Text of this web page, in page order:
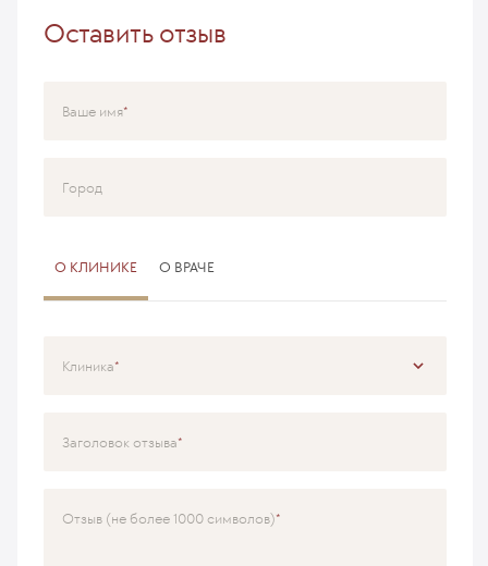
Оставить отзыв
Ваше имя
Город
О КЛИНИКЕ О ВРАЧЕ
Клиника
Специализация
Заголовок отзыва
Отзыв (не более 1000 символов)